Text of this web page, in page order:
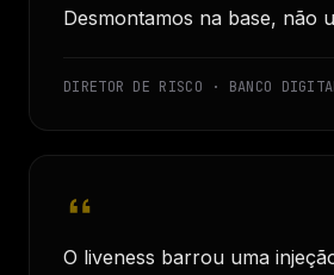
Desmontamos na base, não
DIRETOR DE RISCO · BANCO
O liveness barrou uma